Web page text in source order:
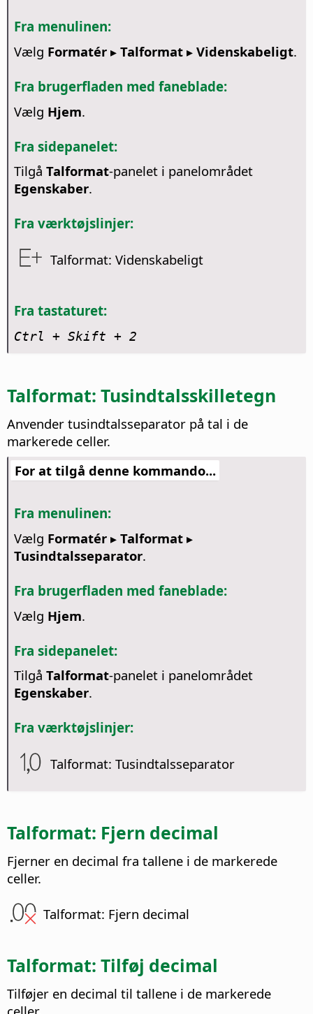
Fra menulinen:
Vælg Formatér ▸ Talformat ▸ Videnskabeligt.
Fra brugerfladen med faneblade:
Vælg Hjem.
Fra sidepanelet:
Tilgå Talformat-panelet i panelområdet
Egenskaber.
Fra værktøjslinjer:
Talformat: Videnskabeligt
Fra tastaturet:
Ctrl + Skift + 2
Talformat: Tusindtalsskilletegn
Anvender tusindtalsseparator på tal i de
markerede celler.
For at tilgå denne kommando...
Fra menulinen:
Vælg Formatér ▸ Talformat ▸
Tusindtalsseparator.
Fra brugerfladen med faneblade:
Vælg Hjem.
Fra sidepanelet:
Tilgå Talformat-panelet i panelområdet
Egenskaber.
Fra værktøjslinjer:
Talformat: Tusindtalsseparator
Talformat: Fjern decimal
Fjerner en decimal fra tallene i de markerede
celler.
Talformat: Fjern decimal
Talformat: Tilføj decimal
Tilføjer en decimal til tallene i de markerede